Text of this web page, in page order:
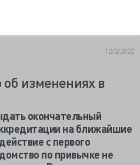
12/2/2022
об изменениях в
окончательный
на ближайшие
с первого
по привычке не